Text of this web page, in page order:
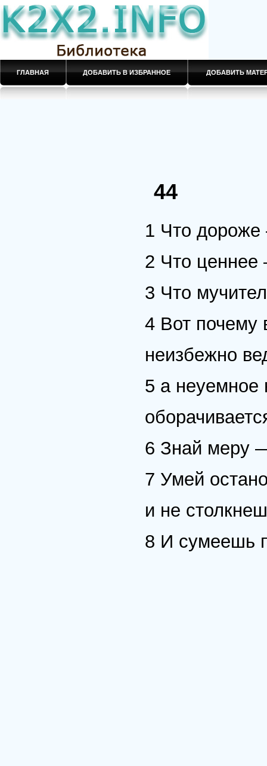
ГЛАВНАЯ ДОБАВИТЬ В ИЗБРАННОЕ ДОБАВИТЬ
44
1 Что
2 Что ценнее
3 Что
4 Вот почему
неизбежно
5 а неуемное
6 Знай меру
7 Умей
и не
8 И сумеешь